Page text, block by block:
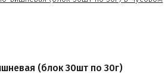
(блок 30шт по 30г)